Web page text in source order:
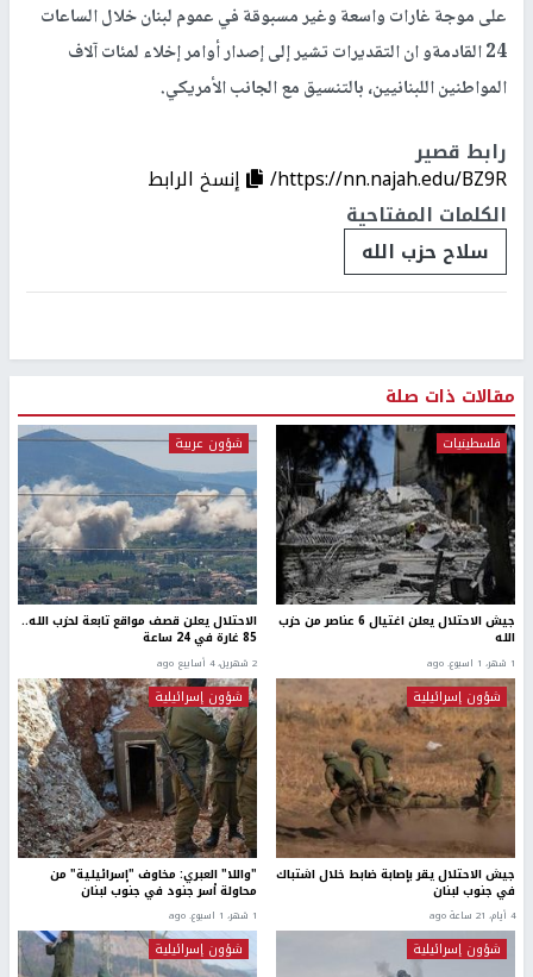
على موجة غارات واسعة وغير مسبوقة في عموم لبنان خلال الساعات
24 القادمةو ان التقديرات تشير إلى إصدار أوامر إخلاء لمئات آلاف
المواطنين اللبنانيين، بالتنسيق مع الجانب الأمريكي.
رابط قصير
https://nn.najah.edu/BZ9R/
إنسخ الرابط
الكلمات المفتاحية
سلاح حزب الله
مقالات ذات صلة
فلسطينيات
جيش الاحتلال يعلن اغتيال 6 عناصر من حزب
الله
1 شهر، 1 اسبوع. ago
شؤون عربية
الاحتلال يعلن قصف مواقع تابعة لحزب الله..
85 غارة في 24 ساعة
2 شهرين، 4 أسابيع ago
شؤون إسرائيلية
جيش الاحتلال يقر بإصابة ضابط خلال اشتباك
في جنوب لبنان
4 أيام، 21 ساعة ago
شؤون إسرائيلية
"واللا" العبري: مخاوف "إسرائيلية" من
محاولة أسر جنود في جنوب لبنان
1 شهر، 1 اسبوع. ago
شؤون إسرائيلية شؤون إسرائيلية